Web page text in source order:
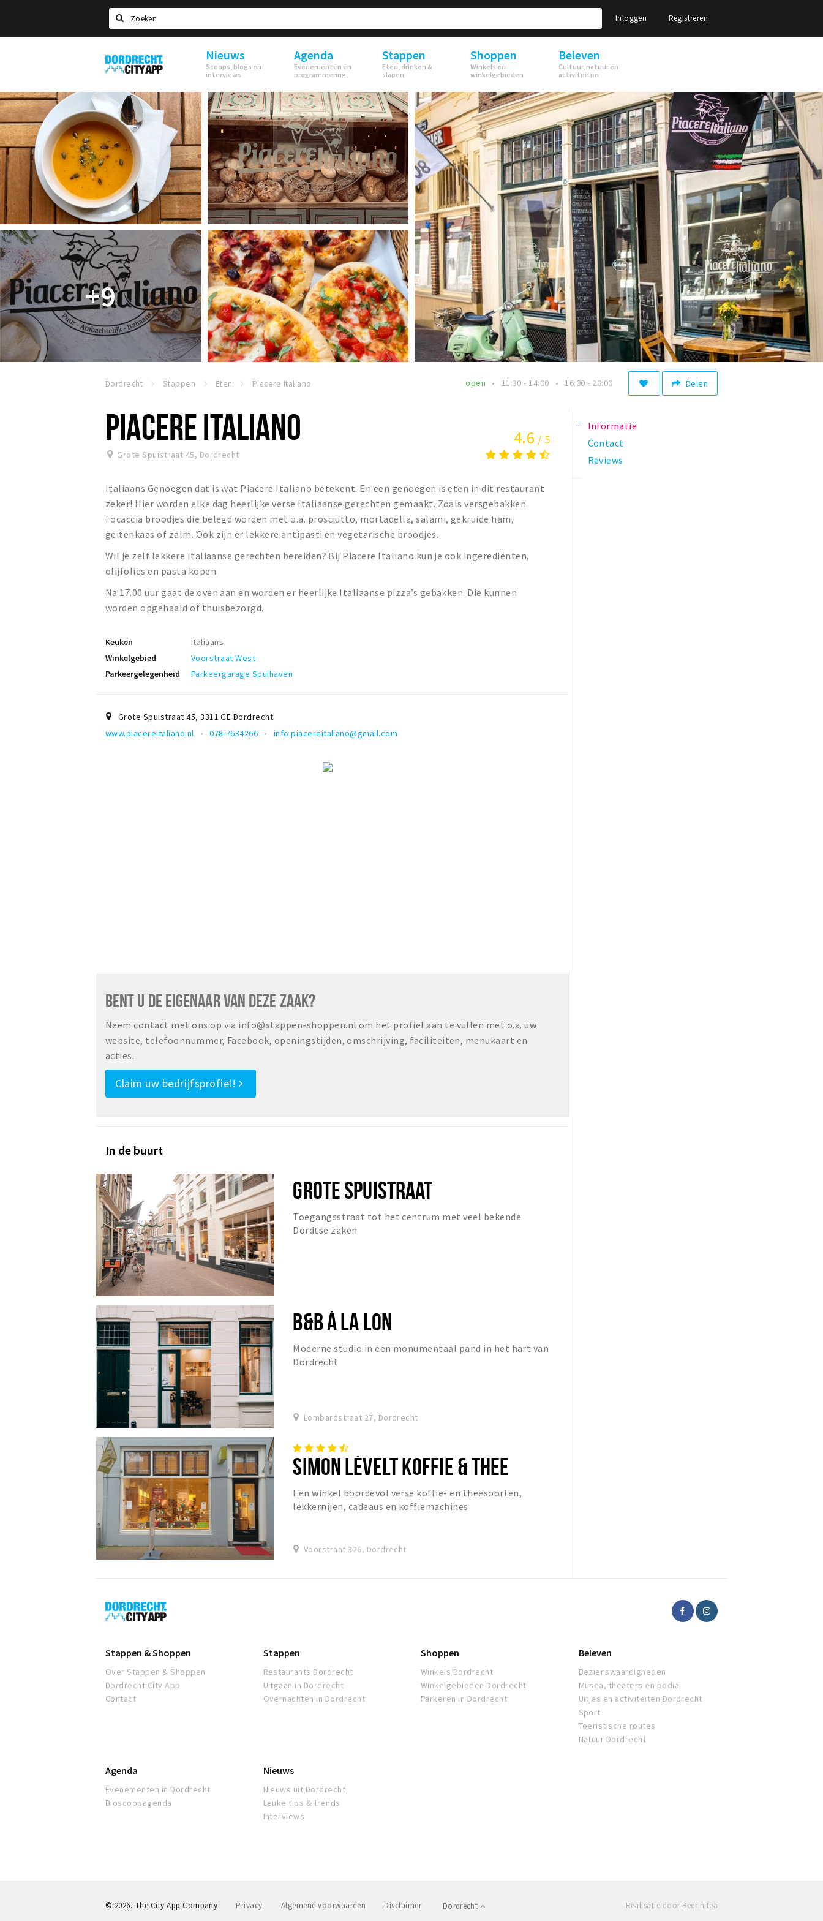
Zoeken
Inloggen Registreren
Dordrecht
City
Nieuws
Scoops, blogs en
interviews
Agenda
Evenementen en
programmering
Stappen
Eten, drinken &
slapen
Shoppen
Winkels en
winkelgebieden
Beleven
Cultuur, natuur en
activiteiten
+9
Dordrecht Stappen Eten Piacere Italiano Delen
open 11:30 - 14:00 16:00 - 20:00
PIACERE ITALIANO
Grote Spuistraat 45, Dordrecht
4.6 / 5
Italiaans Genoegen dat is wat Piacere Italiano betekent. En een genoegen is eten in dit restaurant
zeker! Hier worden elke dag heerlijke verse Italiaanse gerechten gemaakt. Zoals versgebakken
Focaccia broodjes die belegd worden met o.a. prosciutto, mortadella, salami, gekruide ham,
geitenkaas of zalm. Ook zijn er lekkere antipasti en vegetarische broodjes.
Wil je zelf lekkere Italiaanse gerechten bereiden? Bij Piacere Italiano kun je ook ingerediënten,
olijfolies en pasta kopen.
Na 17.00 uur gaat de oven aan en worden er heerlijke Italiaanse pizza’s gebakken. Die kunnen
worden opgehaald of thuisbezorgd.
Keuken
Italiaans
Winkelgebied
Voorstraat West
Parkeergelegenheid
Parkeergarage Spuihaven
Grote Spuistraat 45,3311 GE Dordrecht
www.piacereitaliano.nl
078-7634266 info.piacereitaliano@gmail.com
BENT U DE EIGENAAR VAN DEZE ZAAK?
Neem contact met ons op via info@stappen-shoppen.nl om het profiel aan te vullen met o.a. uw
website, telefoonnummer, Facebook, openingstijden, omschrijving, faciliteiten, menukaart en
acties.
Claim uw bedrijfsprofiel!
In de buurt
GROTE SPUISTRAAT
Toegangsstraat tot het centrum met veel bekende
Dordtse zaken
B&B Á LA LON
Moderne studio in een monumentaal pand in het hart van
Dordrecht
Lombardstraat 27, Dordrecht
SIMON LÉVELT KOFFIE & THEE
Een winkel boordevol verse koffie- en theesoorten,
lekkernijen, cadeaus en koffiemachines
Voorstraat 326, Dordrecht
Informatie
Contact
Reviews
Dordrecht
City
Stappen & Shoppen
Over Stappen & Shoppen
Dordrecht City App
Contact
Stappen
Restaurants Dordrecht
Uitgaan in Dordrecht
Overnachten in Dordrecht
Shoppen
Winkels Dordrecht
Winkelgebieden Dordrecht
Parkeren in Dordrecht
Beleven
Bezienswaardigheden
Musea, theaters en podia
Uitjes en activiteiten Dordrecht
Sport
Toeristische routes
Natuur Dordrecht
Agenda
Evenementen in Dordrecht
Bioscoopagenda
Nieuws
Nieuws uit Dordrecht
Leuke tips & trends
Interviews
Privacy Algemene voorwaarden Disclaimer Dordrecht
© 2026, The City App Company Realisatie door Beer n tea